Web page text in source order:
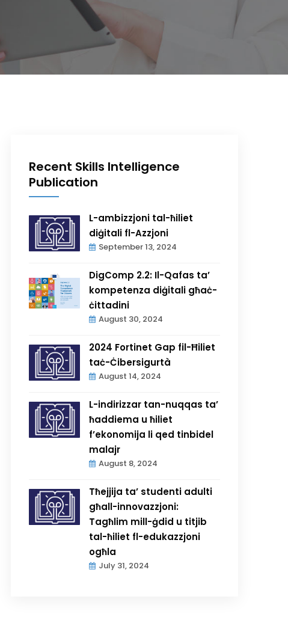
Recent Skills Intelligence
Publication
L-ambizzjoni tal-ħiliet
diġitali fl-Azzjoni
September 13, 2024
DigComp 2.2: Il-Qafas ta’
kompetenza diġitali għaċ-
ċittadini
August 30, 2024
2024 Fortinet Gap fil-Ħiliet
taċ-Ċibersigurtà
August 14, 2024
L-indirizzar tan-nuqqas ta’
ħaddiema u ħiliet
f’ekonomija li qed tinbidel
malajr
August 8, 2024
Tħejjija ta’ studenti adulti
għall-innovazzjoni:
Tagħlim mill-ġdid u titjib
tal-ħiliet fl-edukazzjoni
ogħla
July 31, 2024